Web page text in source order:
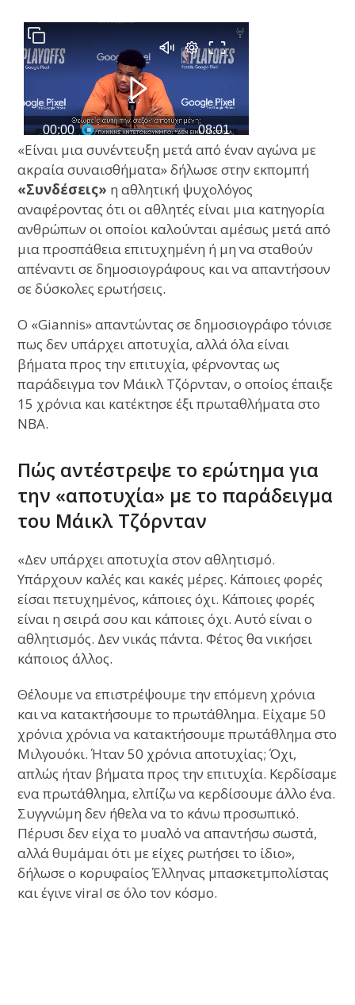
«Είναι μια συνέντευξη μετά από έναν αγώνα με
ακραία συναισθήματα» δήλωσε στην εκπομπή
«Συνδέσεις» η αθλητική ψυχολόγος
αναφέροντας ότι οι αθλητές είναι μια κατηγορία
ανθρώπων οι οποίοι καλούνται αμέσως μετά από
μια προσπάθεια επιτυχημένη ή μη να σταθούν
απέναντι σε δημοσιογράφους και να απαντήσουν
σε δύσκολες ερωτήσεις.
Ο «Giannis» απαντώντας σε δημοσιογράφο τόνισε
πως δεν υπάρχει αποτυχία, αλλά όλα είναι
βήματα προς την επιτυχία, φέρνοντας ως
παράδειγμα τον Μάικλ Τζόρνταν, ο οποίος έπαιξε
15 χρόνια και κατέκτησε έξι πρωταθλήματα στο
NBA.
Πώς αντέστρεψε το ερώτημα για
την «αποτυχία» με το παράδειγμα
του Μάικλ Τζόρνταν
«Δεν υπάρχει αποτυχία στον αθλητισμό.
Υπάρχουν καλές και κακές μέρες. Κάποιες φορές
είσαι πετυχημένος, κάποιες όχι. Κάποιες φορές
είναι η σειρά σου και κάποιες όχι. Αυτό είναι ο
αθλητισμός. Δεν νικάς πάντα. Φέτος θα νικήσει
κάποιος άλλος.
Θέλουμε να επιστρέψουμε την επόμενη χρόνια
και να κατακτήσουμε το πρωτάθλημα. Είχαμε 50
χρόνια χρόνια να κατακτήσουμε πρωτάθλημα στο
Μιλγουόκι. Ήταν 50 χρόνια αποτυχίας; Όχι,
απλώς ήταν βήματα προς την επιτυχία. Κερδίσαμε
ενα πρωτάθλημα, ελπίζω να κερδίσουμε άλλο ένα.
Συγγνώμη δεν ήθελα να το κάνω προσωπικό.
Πέρυσι δεν είχα το μυαλό να απαντήσω σωστά,
αλλά θυμάμαι ότι με είχες ρωτήσει το ίδιο»,
δήλωσε ο κορυφαίος Έλληνας μπασκετμπολίστας
και έγινε viral σε όλο τον κόσμο.